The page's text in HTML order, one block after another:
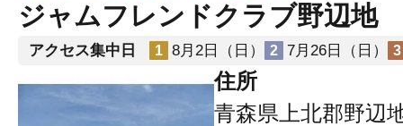
ジャムフレンドクラブ野辺地
アクセス集中日 1 8月2日（日） 2 7月26日（日） 3
住所
青森県上北郡野辺